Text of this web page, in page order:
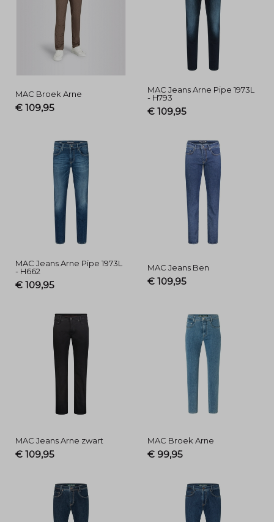
MAC Broek Arne
€ 109,95
MAC Jeans Arne Pipe 1973L
- H793
€ 109,95
MAC Jeans Arne Pipe 1973L
- H662
€ 109,95
MAC Jeans Ben
€ 109,95
MAC Jeans Arne zwart
€ 109,95
MAC Broek Arne
€ 99,95